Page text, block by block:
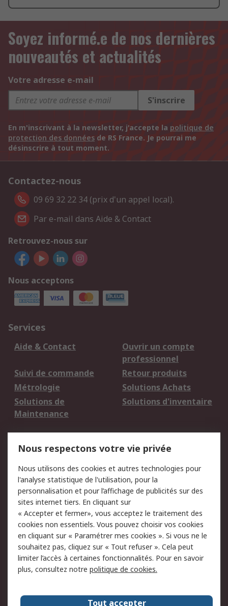
Soyez informé.e de nos dernières
nouveautés et actualités
Votre adresse e-mail
S'inscrire
En m'inscrivant à la newsletter, j'accepte la politique de
protection des données de RS France. Je pourrai me
désinscrire à tout moment.
Contactez-nous
09 69 32 22 34 (prix d'un appel local).
Par e-mail dans Aide & Contact
Retrouvez-nous sur
Nous acceptons
Services
Aide & Contact
Ouvrir un compte
professionnel
Suivi de commande
Retour produits
Métrologie
Solutions Achats
Solutions de
Maintenance
Solutions d'inventaire
du site
Politique de protection
des données - Mise à
jour
Sécurité des E-mails
Conditions générales
de vente
Politique anti-
corruption
Campagnes marketing
A propos de RS
A propos de RS France
Evénements
Nous respectons votre vie privée
Nous utilisons des cookies et autres technologies pour
l'analyse statistique de l'utilisation, pour la
personnalisation et pour l’affichage de publicités sur des
sites internet tiers. En cliquant sur
« Accepter et fermer», vous acceptez le traitement des
cookies non essentiels. Vous pouvez choisir vos cookies
en cliquant sur « Paramétrer mes cookies ». Si vous ne le
souhaitez pas, cliquez sur « Tout refuser ». Cela peut
limiter l’accès à certaines fonctionnalités. Pour en savoir
plus, consultez notre politique de cookies.
Tout accepter